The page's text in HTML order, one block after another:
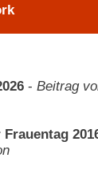
- Beitrag
Frauentag